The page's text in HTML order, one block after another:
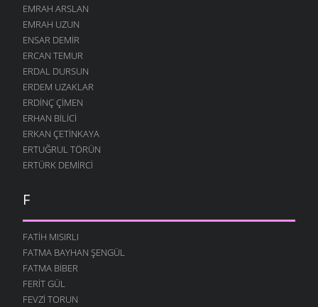
EMRAH ARSLAN
EMRAH UZUN
ENSAR DEMIR
ERCAN TEMUR
ERDAL DURSUN
ERDEM UZAKLAR
ERDINÇ ÇIMEN
ERHAN BILICI
ERKAN ÇETINKAYA
ERTUĞRUL TÖRÜN
ERTÜRK DEMIRCI
F
FATIH MISIRLI
FATMA BAYHAN ŞENGÜL
FATMA BIBER
FERIT GÜL
FEVZI TORUN